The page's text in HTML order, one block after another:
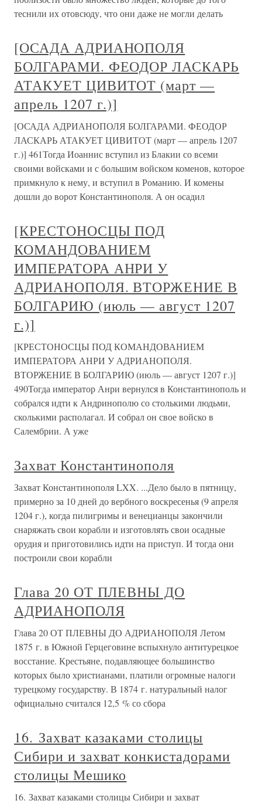
теснили их отовсюду, что они даже не могли делать
[ОСАДА АДРИАНОПОЛЯ
БОЛГАРАМИ. ФЕОДОР ЛАСКАРЬ
АТАКУЕТ ЦИВИТОТ (март —
апрель 1207 г.)]
[ОСАДА АДРИАНОПОЛЯ БОЛГАРАМИ. ФЕОДОР
ЛАСКАРЬ АТАКУЕТ ЦИВИТОТ (март — апрель 1207
г.)] 461Тогда Иоаннис вступил из Блакии со всеми
своими войсками и с большим войском коменов, которое
примкнуло к нему, и вступил в Романию. И комены
дошли до ворот Константинополя. А он осадил
[КРЕСТОНОСЦЫ ПОД
КОМАНДОВАНИЕМ
ИМПЕРАТОРА АНРИ У
АДРИАНОПОЛЯ. ВТОРЖЕНИЕ В
БОЛГАРИЮ (июль — август 1207
г.)]
[КРЕСТОНОСЦЫ ПОД КОМАНДОВАНИЕМ
ИМПЕРАТОРА АНРИ У АДРИАНОПОЛЯ.
ВТОРЖЕНИЕ В БОЛГАРИЮ (июль — август 1207 г.)]
490Тогда император Анри вернулся в Константинополь и
собрался идти к Андринополю со столькими людьми,
сколькими располагал. И собрал он свое войско в
Салембрии. А уже
Захват Константинополя
Захват Константинополя LXX. ...Дело было в пятницу,
примерно за 10 дней до вербного воскресенья (9 апреля
1204 г.), когда пилигримы и венецианцы закончили
снаряжать свои корабли и изготовлять свои осадные
орудия и приготовились идти на приступ. И тогда они
построили свои корабли
Глава 20 ОТ ПЛЕВНЫ ДО
АДРИАНОПОЛЯ
Глава 20 ОТ ПЛЕВНЫ ДО АДРИАНОПОЛЯ Летом
1875 г. в Южной Герцеговине вспыхнуло антитурецкое
восстание. Крестьяне, подавляющее большинство
которых было христианами, платили огромные налоги
турецкому государству. В 1874 г. натуральный налог
официально считался 12,5 % со сбора
16. Захват казаками столицы
Сибири и захват конкистадорами
столицы Мешико
16. Захват казаками столицы Сибири и захват